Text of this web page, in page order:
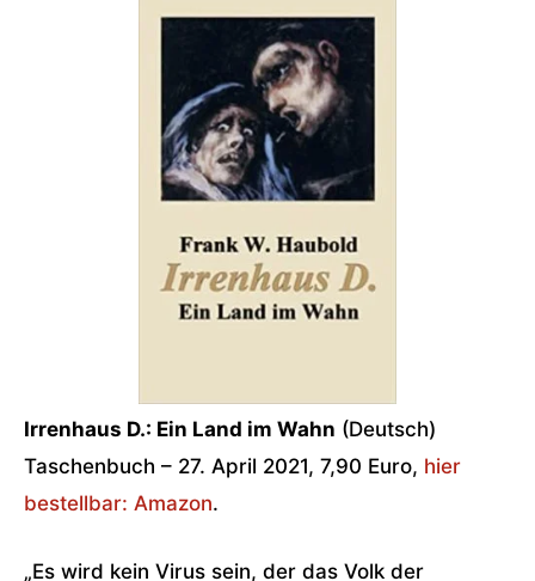
Irrenhaus D.: Ein Land im Wahn (Deutsch)
Taschenbuch – 27. April 2021, 7,90 Euro, hier
bestellbar: Amazon.
„Es wird kein Virus sein, der das Volk der